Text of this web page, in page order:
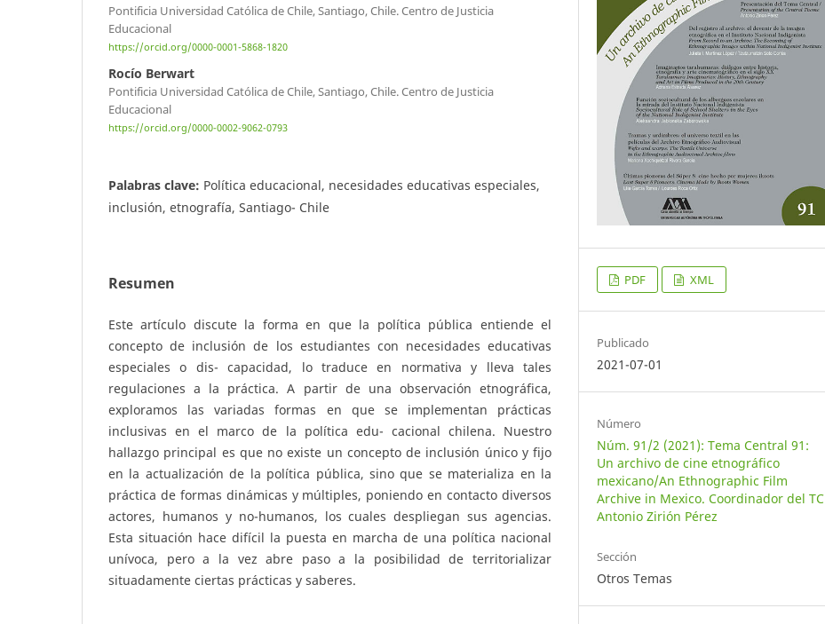
Pontificia Universidad Católica de Chile, Santiago, Chile. Centro de Justicia
Educacional
https://orcid.org/0000-0001-5868-1820
Rocío Berwart
Pontificia Universidad Católica de Chile, Santiago, Chile. Centro de Justicia
Educacional
https://orcid.org/0000-0002-9062-0793
Palabras clave: Política educacional, necesidades educativas especiales,
inclusión, etnografía, Santiago- Chile
Resumen
Este artículo discute la forma en que la política pública entiende el
concepto de inclusión de los estudiantes con necesidades educativas
especiales o dis- capacidad, lo traduce en normativa y lleva tales
regulaciones a la práctica. A partir de una observación etnográfica,
exploramos las variadas formas en que se implementan prácticas
inclusivas en el marco de la política edu- cacional chilena. Nuestro
hallazgo principal es que no existe un concepto de inclusión único y fijo
en la actualización de la política pública, sino que se materializa en la
práctica de formas dinámicas y múltiples, poniendo en contacto diversos
actores, humanos y no-humanos, los cuales despliegan sus agencias.
Esta situación hace difícil la puesta en marcha de una política nacional
unívoca, pero a la vez abre paso a la posibilidad de territorializar
situadamente ciertas prácticas y saberes.
PDF XML
Publicado
2021-07-01
Número
Núm. 91/2 (2021): Tema Central 91:
Un archivo de cine etnográfico
mexicano/An Ethnographic Film
Archive in Mexico. Coordinador del TC
Antonio Zirión Pérez
Sección
Otros Temas